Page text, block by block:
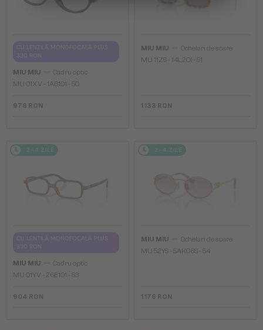
MIU MIU
Cadru optic
MU 01XV - 1AB1O1 - 50
976 RON
MIU MIU
Ochelari de soare
MU 11ZS - 14L20I - 51
1 133 RON
2-4 ZILE
MIU MIU
Cadru optic
MU 01YV - 26E1O1 - 53
904 RON
2-4 ZILE
MIU MIU
Ochelari de soare
MU 52YS - ​5AK06S - ​54
1 176 RON